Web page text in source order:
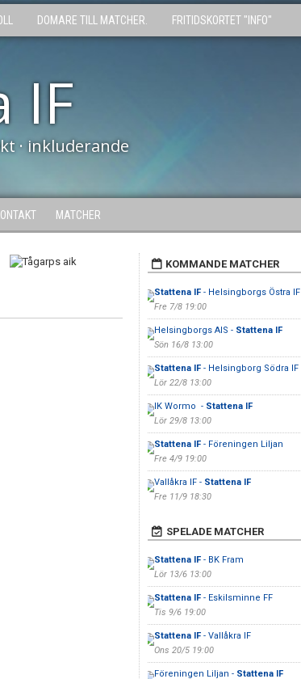
DOMARE TILL MATCHER. FRITIDSKORTET "INFO"
IF
· inkluderande
MATCHER
KOMMANDE MATCHER
Stattena IF- Helsingborgs Östra IF
Fre 7/8 19:00
Helsingborgs AIS - Stattena IF
Sön 16/8 13:00
Stattena IF- Helsingborg Södra IF
Lör 22/8 13:00
IK Wormo - Stattena IF
Lör 29/8 13:00
Stattena IF- Föreningen Liljan
Fre 4/9 19:00
Vallåkra IF - Stattena IF
Fre 11/9 18:30
SPELADE MATCHER
Stattena IF- BK Fram
Lör 13/6 13:00
Stattena IF- Eskilsminne FF
Tis 9/6 19:00
Stattena IF- Vallåkra IF
Ons 20/5 19:00
Föreningen Liljan - Stattena IF